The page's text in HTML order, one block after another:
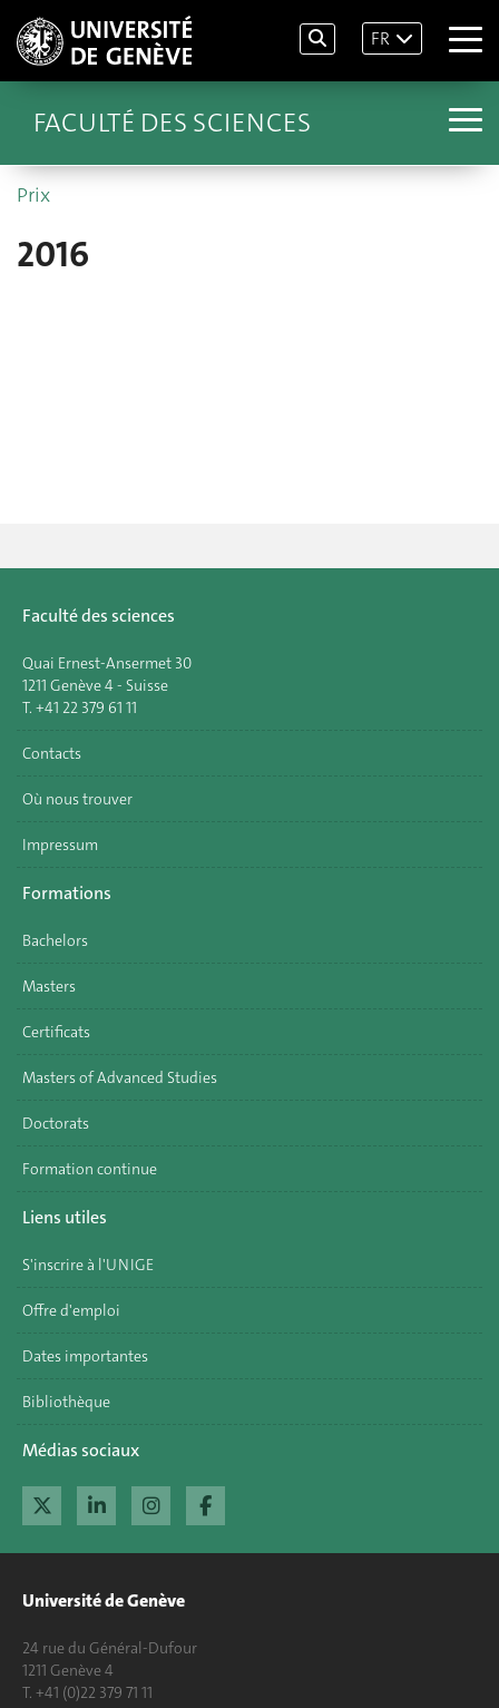
FR
FACULTÉ DES SCIENCES
Prix
2016
Faculté des sciences
Quai Ernest-Ansermet 30
1211 Genève 4 - Suisse
T. +41 22 379 61 11
Contacts
Où nous trouver
Impressum
Formations
Bachelors
Masters
Certificats
Masters of Advanced Studies
Doctorats
Formation continue
Liens utiles
S'inscrire à l'UNIGE
Offre d'emploi
Dates importantes
Bibliothèque
Médias sociaux
Université de Genève
24 rue du Général-Dufour
1211 Genève 4
T. +41 (0)22 379 71 11